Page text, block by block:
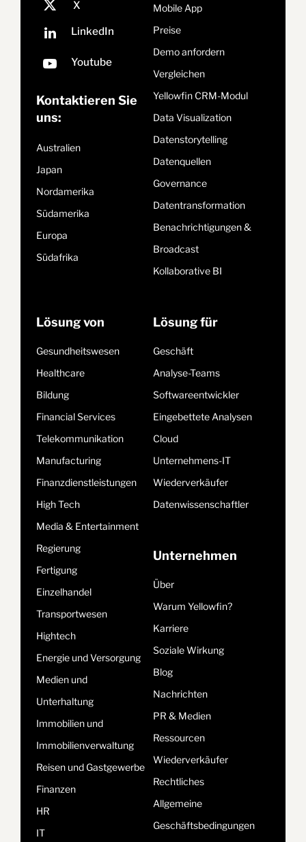
Kontaktieren Sie
uns:
Australien
Japan
Nordamerika
Südamerika
Europa
Südafrika
Mobile App
Preise
Demo anfordern
Vergleichen
Yellowfin CRM-Modul
Data Visualization
Datenstorytelling
Datenquellen
Governance
Datentransformation
Benachrichtigungen &
Broadcast
Kollaborative BI
Lösung von
Gesundheitswesen
Healthcare
Bildung
Financial Services
Telekommunikation
Manufacturing
Finanzdienstleistungen
High Tech
Media & Entertainment
Regierung
Fertigung
Einzelhandel
Transportwesen
Hightech
Energie und Versorgung
Medien und
Unterhaltung
Immobilien und
Immobilienverwaltung
Reisen und Gastgewerbe
Finanzen
HR
IT
Lösung für
Geschäft
Analyse-Teams
Softwareentwickler
Eingebettete Analysen
Cloud
Unternehmens-IT
Wiederverkäufer
Datenwissenschaftler
Unternehmen
Über
Warum Yellowfin?
Karriere
Soziale Wirkung
Blog
Nachrichten
PR & Medien
Ressourcen
Wiederverkäufer
Rechtliches
Allgemeine
Geschäftsbedingungen